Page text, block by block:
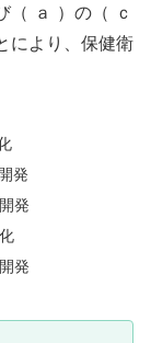
（ ａ ）の（ ｃ
により、保健衛
発
発
発